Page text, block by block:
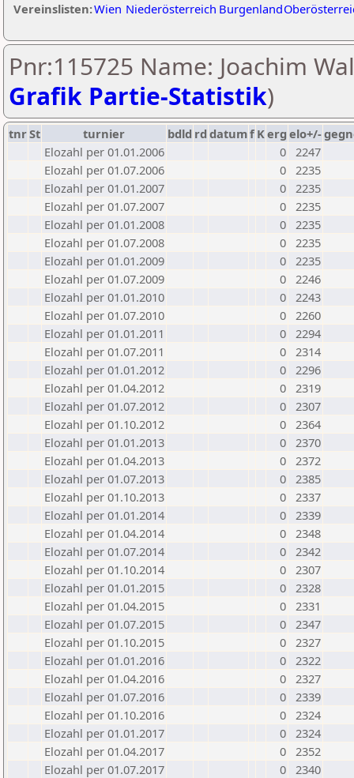
Vereinslisten:Wien Niederösterreich Burgenland
Pnr:115725 Name: Joachim
Grafik Partie-Statistik)
tnrSt turnier bdld rd datumf Kerg elo+/-
Elozahl per 01.01.2006
0 2247
Elozahl per 01.07.2006
0 2235
Elozahl per 01.01.2007
0 2235
Elozahl per 01.07.2007
0 2235
Elozahl per 01.01.2008
0 2235
Elozahl per 01.07.2008
0 2235
Elozahl per 01.01.2009
0 2235
Elozahl per 01.07.2009
0 2246
Elozahl per 01.01.2010
0 2243
Elozahl per 01.07.2010
0 2260
Elozahl per 01.01.2011
0 2294
Elozahl per 01.07.2011
0 2314
Elozahl per 01.01.2012
0 2296
Elozahl per 01.04.2012
0 2319
Elozahl per 01.07.2012
0 2307
Elozahl per 01.10.2012
0 2364
Elozahl per 01.01.2013
0 2370
Elozahl per 01.04.2013
0 2372
Elozahl per 01.07.2013
0 2385
Elozahl per 01.10.2013
0 2337
Elozahl per 01.01.2014
0 2339
Elozahl per 01.04.2014
0 2348
Elozahl per 01.07.2014
0 2342
Elozahl per 01.10.2014
0 2307
Elozahl per 01.01.2015
0 2328
Elozahl per 01.04.2015
0 2331
Elozahl per 01.07.2015
0 2347
Elozahl per 01.10.2015
0 2327
Elozahl per 01.01.2016
0 2322
Elozahl per 01.04.2016
0 2327
Elozahl per 01.07.2016
0 2339
Elozahl per 01.10.2016
0 2324
Elozahl per 01.01.2017
0 2324
Elozahl per 01.04.2017
0 2352
Elozahl per 01.07.2017
0 2340